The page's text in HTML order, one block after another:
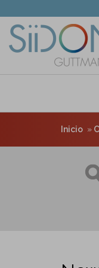
contenido
principal
Inicio